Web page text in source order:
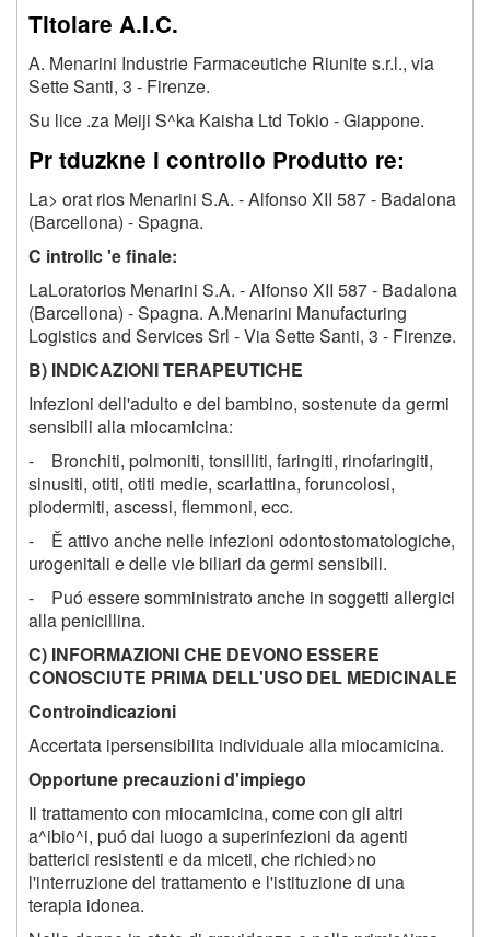
Titolare A.I.C.
A. Menarini Industrie Farmaceutiche Riunite s.r.l., via
Sette Santi, 3 - Firenze.
Su lice .za Meiji S^ka Kaisha Ltd Tokio - Giappone.
Pr tduzkne i controllo Produtto re:
La> orat rios Menarini S.A. - Alfonso XII 587 - Badalona
(Barcellona) - Spagna.
C introllc 'e finale:
LaLoratorios Menarini S.A. - Alfonso XII 587 - Badalona
(Barcellona) - Spagna. A.Menarini Manufacturing
Logistics and Services Srl - Via Sette Santi, 3 - Firenze.
B) INDICAZIONI TERAPEUTICHE
Infezioni dell'adulto e del bambino, sostenute da germi
sensibili alia miocamicina:
- Bronchiti, polmoniti, tonsilliti, faringiti, rinofaringiti,
sinusiti, otiti, otiti medie, scarlattina, foruncolosi,
piodermiti, ascessi, flemmoni, ecc.
- Ě attivo anche nelle infezioni odontostomatologiche,
urogenitali e delle vie biliari da germi sensibili.
- Puó essere somministrato anche in soggetti allergici
alla penicillina.
C) INFORMAZIONI CHE DEVONO ESSERE
CONOSCIUTE PRIMA DELL'USO DEL MEDICINALE
Controindicazioni
Accertata ipersensibilita individuale alla miocamicina.
Opportune precauzioni d'impiego
Il trattamento con miocamicina, come con gli altri
a^ibio^i, puó dai luogo a superinfezioni da agenti
batterici resistenti e da miceti, che richied>no
l'interruzione del trattamento e l'istituzione di una
terapia idonea.